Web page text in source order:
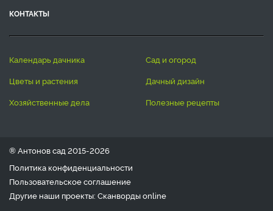
КОНТАКТЫ
календарь дачника
сад и огород
цветы и растения
дачный дизайн
хозяйственные дела
полезные рецепты
® Антонов сад 2015-2026
Политика конфиденциальности
Пользовательское соглашение
Другие наши проекты: Сканвордыonline